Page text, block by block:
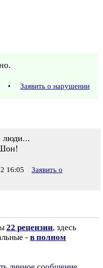
• Заявить о нарушении
люди...
16:05
Заявить о
22 рецензии, здесь
- в полном